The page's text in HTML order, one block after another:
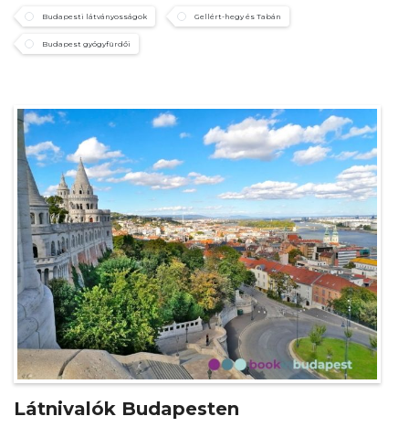
Budapesti látványosságok Gellért-hegy és Tabán
Budapest gyógyfürdői
Látnivalók Budapesten